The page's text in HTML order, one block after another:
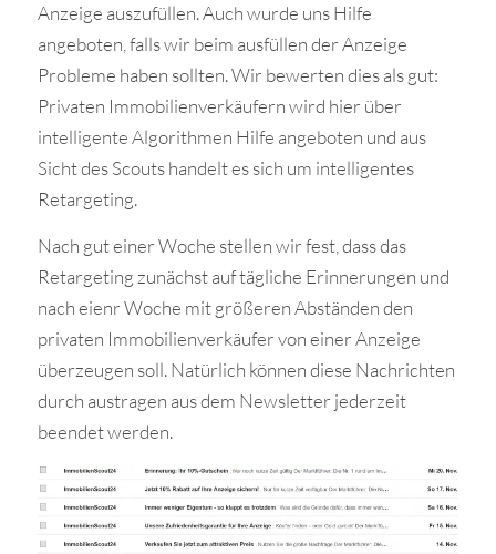
Anzeige auszufüllen. Auch wurde uns Hilfe
angeboten, falls wir beim ausfüllen der Anzeige
Probleme haben sollten. Wir bewerten dies als gut:
Privaten Immobilienverkäufern wird hier über
intelligente Algorithmen Hilfe angeboten und aus
Sicht des Scouts handelt es sich um intelligentes
Retargeting.
Nach gut einer Woche stellen wir fest, dass das
Retargeting zunächst auf tägliche Erinnerungen und
nach eienr Woche mit größeren Abständen den
privaten Immobilienverkäufer von einer Anzeige
überzeugen soll. Natürlich können diese Nachrichten
durch austragen aus dem Newsletter jederzeit
beendet werden.